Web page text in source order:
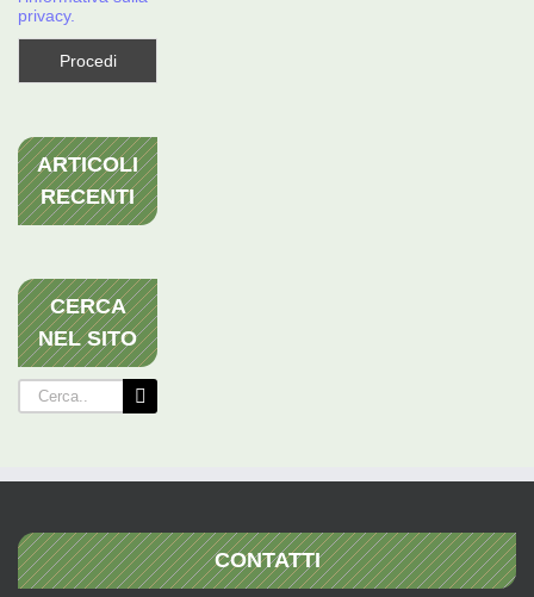
privacy.
ARTICOLI
RECENTI
CERCA
NEL SITO
Cerca
per:
CONTATTI